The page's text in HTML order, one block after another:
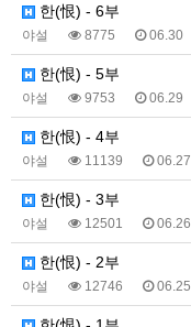
한(恨) - 6부
야설 8775 06.30
한(恨) - 5부
야설 9753 06.29
한(恨) - 4부
야설 11139 06.27
한(恨) - 3부
야설 12501 06.26
한(恨) - 2부
야설 12746 06.25